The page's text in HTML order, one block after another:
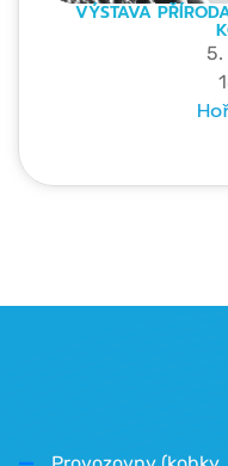
VÝSTAVA
5.